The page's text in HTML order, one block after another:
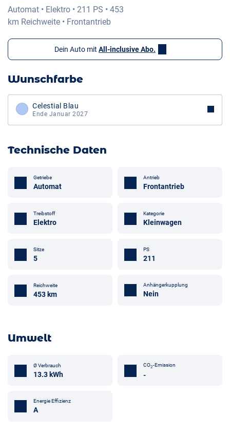
Automat • Elektro • 211 PS • 453
km Reichweite • Frontantrieb
Dein Auto mit All-inclusive Abo.
Wunschfarbe
Celestial Blau
Ende Januar 2027
Technische Daten
Getriebe
Automat
Antrieb
Frontantrieb
Treibstoff
Elektro
Kategorie
Kleinwagen
Sitze
5
PS
211
Reichweite
453 km
Anhängerkupplung
Nein
Umwelt
Ø Verbrauch
13.3 kWh
CO2-Emission
-
Energie Effizienz
A